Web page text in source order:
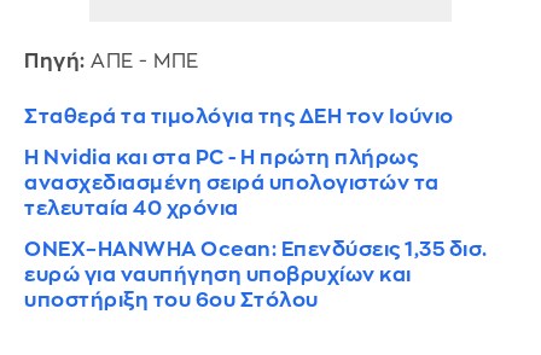
Πηγή: ΑΠΕ - ΜΠΕ
Σταθερά τα τιμολόγια της ΔΕΗ τον Ιούνιο
Η Nvidia και στα PC - Η πρώτη πλήρως
ανασχεδιασμένη σειρά υπολογιστών τα
τελευταία 40 χρόνια
ONEX–HANWHA Ocean: Επενδύσεις 1,35 δισ.
ευρώ για ναυπήγηση υποβρυχίων και
υποστήριξη του 6ου Στόλου